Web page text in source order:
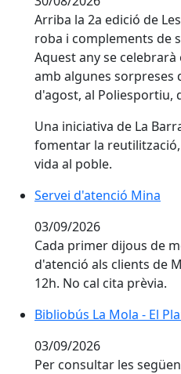
Arriba la 2a edició de
roba i complements de
Aquest any se
amb algunes sorpreses
d'agost, al Poliesportiu,
Una iniciativa de La
fomentar la
vida al poble.
Servei d'atenció Mina
Servei d'atenció Mina
03/09/2026
Cada primer dijous de
d'atenció als clients de
12h. No cal cita prèvia.
Bibliobús La Mola - El
Bibliobús La Mola - El
03/09/2026
Per consultar les